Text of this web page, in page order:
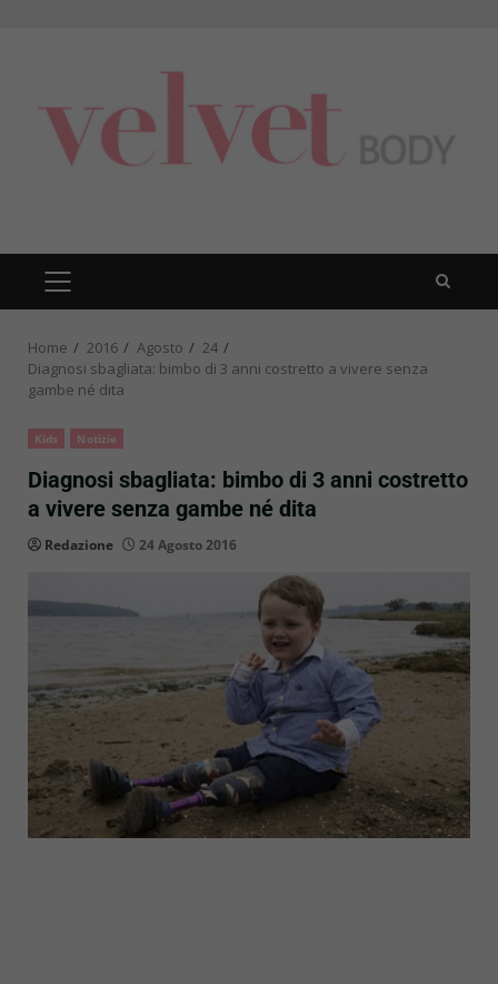
PRIMARY
MENU
Home 2016 Agosto
24
Diagnosi sbagliata: bimbo di 3 anni costretto a vivere senza
gambe né dita
Kids Notizie
Diagnosi sbagliata: bimbo di 3 anni costretto
a vivere senza gambe né dita
Redazione 24 Agosto 2016